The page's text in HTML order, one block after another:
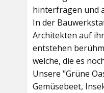
hinterfragen und
In der
Architekten auf
entstehen
welche, die es
Unsere "Grüne
Gemüsebeet,